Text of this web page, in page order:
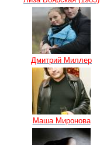
Дмитрий Миллер
Маша Миронова